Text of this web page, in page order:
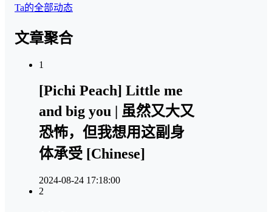
Ta的全部动态
文章聚合
1
[Pichi Peach] Little me
and big you | 虽然又大又
恐怖，但我想用这副身
体承受 [Chinese]
2024-08-24 17:18:00
2